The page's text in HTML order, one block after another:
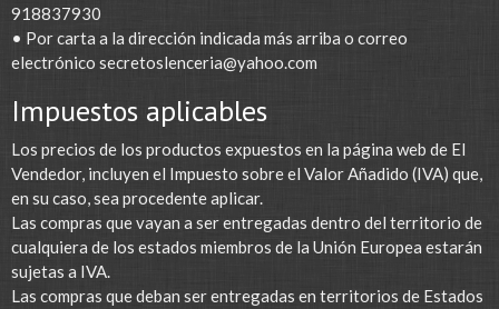
918837930
• Por carta a la dirección indicada más arriba o correo
electrónico secretoslenceria@yahoo.com
Impuestos aplicables
Los precios de los productos expuestos en la página web de El
Vendedor, incluyen el Impuesto sobre el Valor Añadido (IVA) que,
en su caso, sea procedente aplicar.
Las compras que vayan a ser entregadas dentro del territorio de
cualquiera de los estados miembros de la Unión Europea estarán
sujetas a IVA.
Las compras que deban ser entregadas en territorios de Estados